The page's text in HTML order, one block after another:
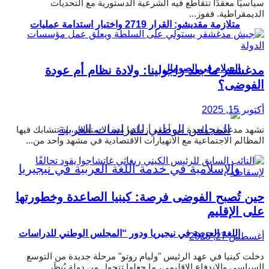
متلازمة مقديشو: القرار 2719 واختبار استدامة عمليات
السلام في الصومال
اللغة العربية في نيجيريا ودور “المجلس الوطني للدراسات
سياسيًا معقدًا تتقاطع فيه الشرعية الدستورية مع التحديات
الديمقراطية. ففوز...
مدغشقر ما بعد راجولينا: ولادة نظام أم عودة
الفوضى؟
أكتوبر 15, 2025
تشهد مدغشقر واحدة من أعقد أزماتها منذ الاستقلال، إذ تتشابك فيها
المظالم الاجتماعية مع الانهيارات الاقتصادية في مشهد واحد من...
حين تُصبح الفوضى فرصة: كينيا الصاعدة وخطورتها
على الإقليم
أغسطس 27, 2025
دخلت كينيا في عهد الرئيس "وليام روتو" مرحلة جديدة من التوسع
السياسي والاندفاع الإقليمي، ما جعلها تتحول من دولة يُنظَر...